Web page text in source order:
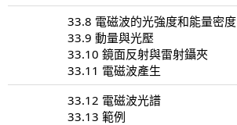
33.8 電磁波的光強度和能量密度
33.9 動量與光壓
33.10 鏡面反射與雷射鑷夾
33.11 電磁波產生
33.12 電磁波光譜
33.13 範例